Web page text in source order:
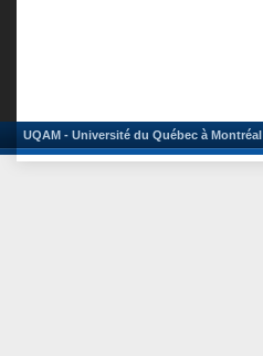
UQAM - Université du Québec à Montréal